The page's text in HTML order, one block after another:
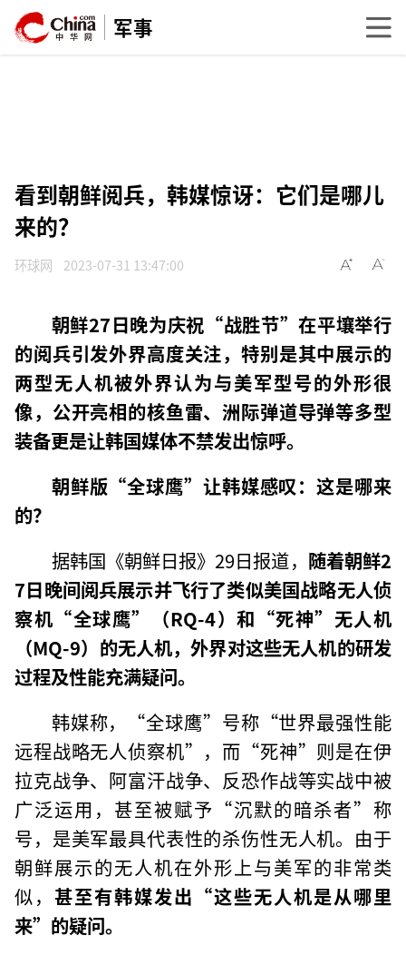
军事
看到朝鲜阅兵，韩媒惊讶：它们是哪儿
来的？
环球网 2023-07-31 13:47:00
朝鲜27日晚为庆祝“战胜节”在平壤举行
的阅兵引发外界高度关注，特别是其中展示的
两型无人机被外界认为与美军型号的外形很
像，公开亮相的核鱼雷、洲际弹道导弹等多型
装备更是让韩国媒体不禁发出惊呼。
朝鲜版“全球鹰”让韩媒感叹：这是哪来
的？
据韩国《朝鲜日报》29日报道， 随着朝鲜2
7日晚间阅兵展示并飞行了类似美国战略无人侦
察机“全球鹰”（RQ-4）和“死神”无人机
（MQ-9）的无人机，外界对这些无人机的研发
过程及性能充满疑问。
韩媒称，“全球鹰”号称“世界最强性能
远程战略无人侦察机”，而“死神”则是在伊
拉克战争、阿富汗战争、反恐作战等实战中被
广泛运用，甚至被赋予“沉默的暗杀者”称
号，是美军最具代表性的杀伤性无人机。由于
朝鲜展示的无人机在外形上与美军的非常类
似，甚至有韩媒发出“这些无人机是从哪里
来”的疑问。